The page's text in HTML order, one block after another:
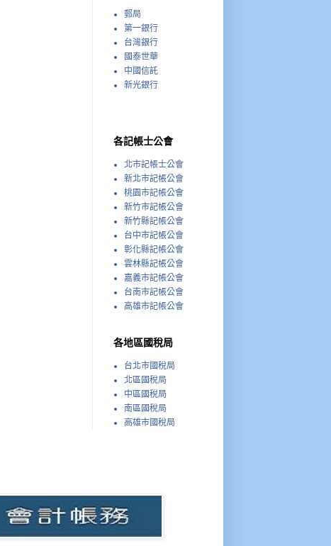
郵局
第一銀行
台灣銀行
國泰世華
中國信託
新光銀行
各記帳士公會
北市記帳士公會
新北市記帳公會
桃園市記帳公會
新竹市記帳公會
新竹縣記帳公會
台中市記帳公會
彰化縣記帳公會
雲林縣記帳公會
嘉義市記帳公會
台南市記帳公會
高雄市記帳公會
各地區國稅局
台北市國稅局
北區國稅局
中區國稅局
南區國稅局
高雄市國稅局